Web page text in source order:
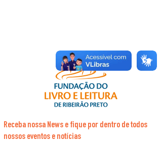
Receba nossa News e fique por dentro de todos
nossos eventos e notícias